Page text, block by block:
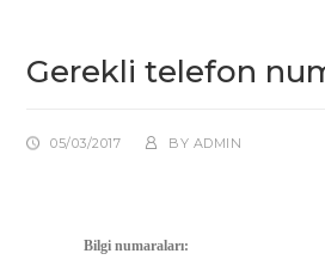
Gerekli telefon
05/03/2017 BY ADMIN
Bilgi numaraları: